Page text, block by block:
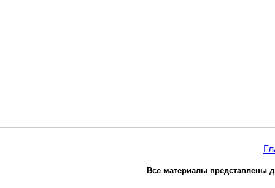
Все материалы представлены